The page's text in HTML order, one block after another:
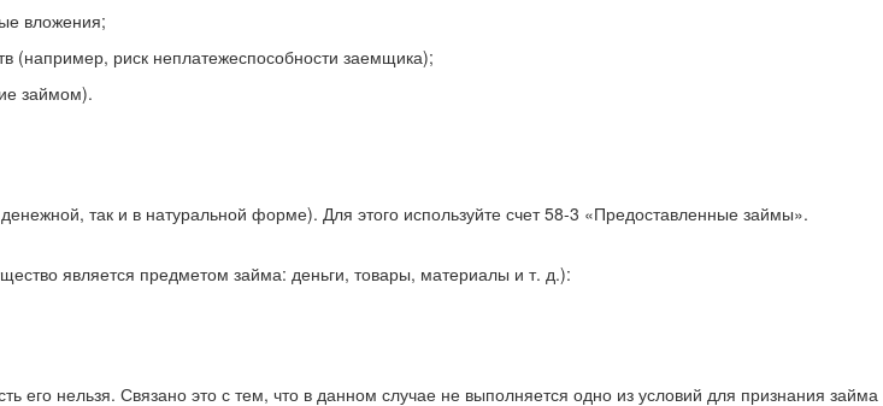
вложения;
(например, риск неплатежеспособности заемщика);
займом).
так и в натуральной форме). Для этого используйте счет 58-3 «Предоставленные займы».
является предметом займа: деньги, товары, материалы и т. д.):
его нельзя. Связано это с тем, что в данном случае не выполняется одно из условий для признания займа